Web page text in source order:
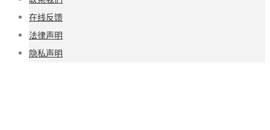
在线反馈
法律声明
隐私声明